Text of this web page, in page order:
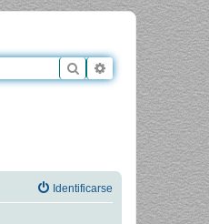
Buscar Búsqueda
Identificarse